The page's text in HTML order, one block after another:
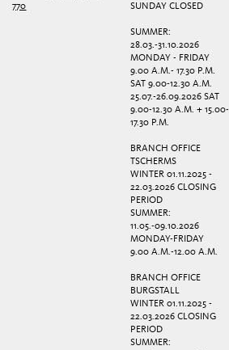
770
SUNDAY CLOSED
SUMMER:
28.03.-31.10.2026
MONDAY - FRIDAY
9.00 A.M.- 17.30 P.M.
SAT 9.00-12.30 A.M.
25.07.-26.09.2026 SAT
9.00-12.30 A.M. + 15.00-
17.30 P.M.
BRANCH OFFICE
TSCHERMS
WINTER 01.11.2025 -
22.03.2026 CLOSING
PERIOD
SUMMER:
11.05.-09.10.2026
MONDAY-FRIDAY
9.00 A.M.-12.00 A.M.
BRANCH OFFICE
BURGSTALL
WINTER 01.11.2025 -
22.03.2026 CLOSING
PERIOD
SUMMER: